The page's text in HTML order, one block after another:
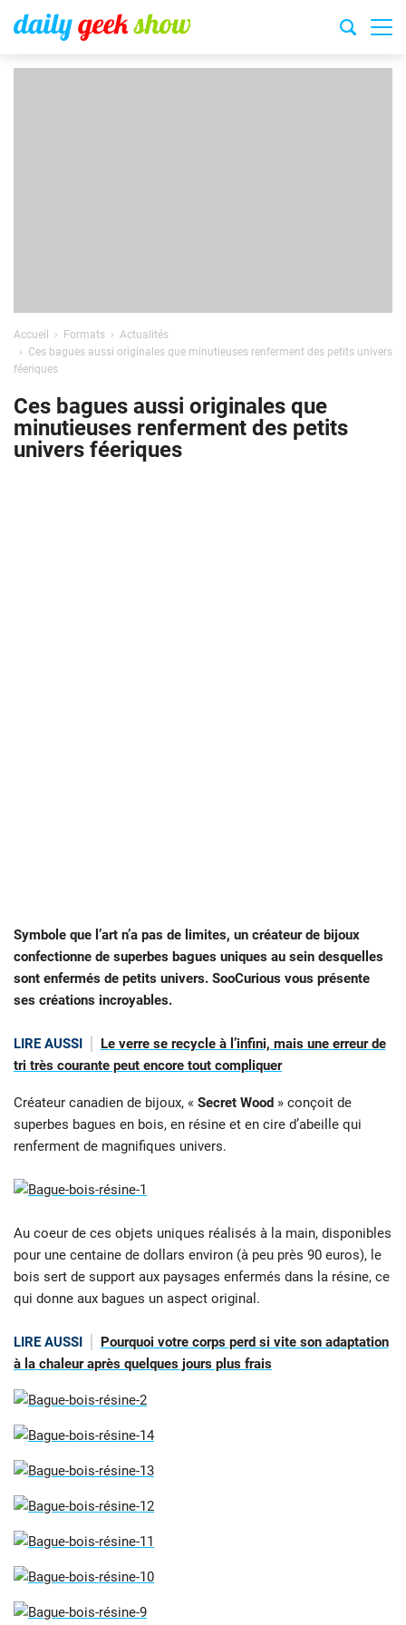
Accueil Formats
Actualités
Ces bagues aussi originales que minutieuses renferment des petits univers
féeriques
Ces bagues aussi originales que
minutieuses renferment des petits
univers féeriques
Symbole que l’art n’a pas de limites, un créateur de bijoux
confectionne de superbes bagues uniques au sein desquelles
sont enfermés de petits univers. SooCurious vous présente
ses créations incroyables.
LIRE AUSSI
Le verre se recycle à l’infini, mais une erreur de
tri très courante peut encore tout compliquer
Créateur canadien de bijoux, « Secret Wood » conçoit de
superbes bagues en bois, en résine et en cire d’abeille qui
renferment de magnifiques univers.
Au coeur de ces objets uniques réalisés à la main, disponibles
pour une centaine de dollars environ (à peu près 90 euros), le
bois sert de support aux paysages enfermés dans la résine, ce
qui donne aux bagues un aspect original.
LIRE AUSSI
Pourquoi votre corps perd si vite son adaptation
à la chaleur après quelques jours plus frais